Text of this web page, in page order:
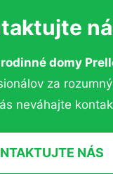
domy
za
neváhajte
NÁS